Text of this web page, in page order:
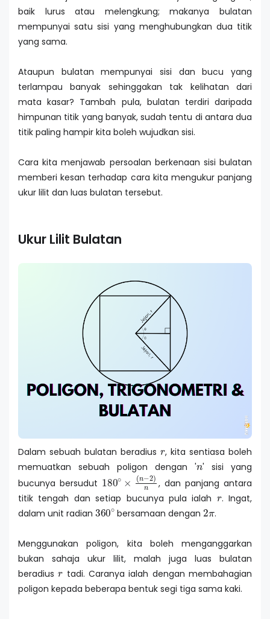
baik lurus atau melengkung; makanya bulatan
mempunyai satu sisi yang menghubungkan dua titik
yang sama.
Ataupun bulatan mempunyai sisi dan bucu yang
terlampau banyak sehinggakan tak kelihatan dari
mata kasar? Tambah pula, bulatan terdiri daripada
himpunan titik yang banyak, sudah tentu di antara dua
titik paling hampir kita boleh wujudkan sisi.
Cara kita menjawab persoalan berkenaan sisi bulatan
memberi kesan terhadap cara kita mengukur panjang
ukur lilit dan luas bulatan tersebut.
Ukur Lilit Bulatan
Dalam sebuah bulatan beradius , kita sentiasa boleh
memuatkan sebuah poligon dengan 'n' sisi yang
bucunya bersudut 180∘ (n−2) , dan panjang antara
titik tengah dan setiap bucunya pula ialah r . Ingat,
dalam unit radian 360∘bersamaan dengan 2π .
Menggunakan poligon, kita boleh menganggarkan
bukan sahaja ukur lilit, malah juga luas bulatan
beradiusr tadi. Caranya ialah dengan membahagian
poligon kepada beberapa bentuk segi tiga sama kaki.